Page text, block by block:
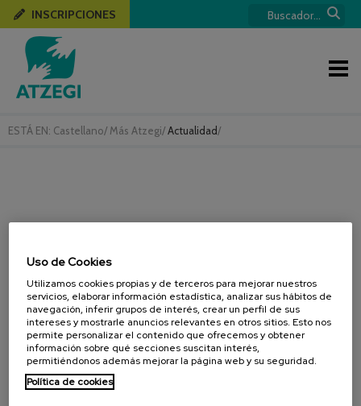
ESTÁ EN: Castellano/ Más Atzegi/Actualidad/
INSCRIPCIONES
Uso de Cookies
Utilizamos cookies propias y de terceros para mejorar nuestros
servicios, elaborar información estadística, analizar sus hábitos de
navegación, inferir grupos de interés, crear un perfil de sus
intereses y mostrarle anuncios relevantes en otros sitios. Esto nos
permite personalizar el contenido que ofrecemos y obtener
información sobre qué secciones suscitan interés,
permitiéndonos además mejorar la página web y su seguridad.
Política de cookies